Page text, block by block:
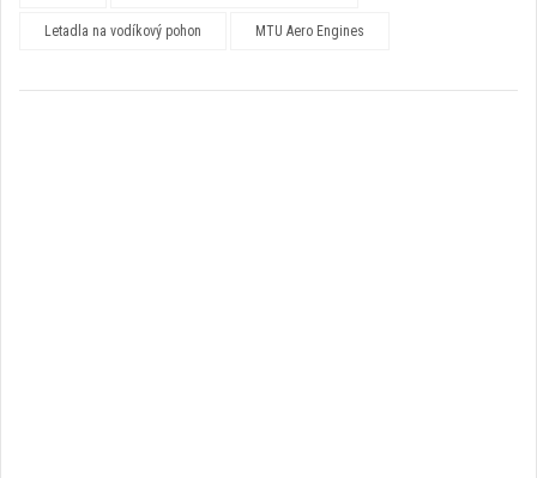
Letadla na vodíkový pohon MTU Aero Engines